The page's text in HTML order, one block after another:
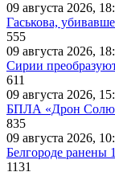
09 августа 2026,
Гаськова,
555
09 августа 2026,
Сирии
611
09 августа 2026,
БПЛА «Дрон
835
09 августа 2026,
Белгороде ранены
1131